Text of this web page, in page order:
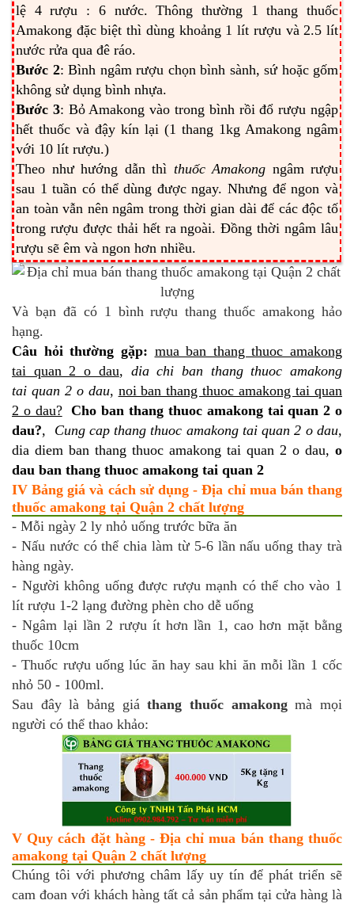
lệ 4 rượu : 6 nước. Thông thường 1 thang thuốc
Amakong đặc biệt thì dùng khoảng 1 lít rượu và 2.5 lít
nước rửa qua đê ráo.
Bước 2: Bình ngâm rượu chọn bình sành, sứ hoặc gốm
không sử dụng bình nhựa.
Bước 3: Bỏ Amakong vào trong bình rồi đổ rượu ngập
hết thuốc và đậy kín lại (1 thang 1kg Amakong ngâm
với 10 lít rượu.)
Theo như hướng dẫn thì thuốc Amakong ngâm rượu
sau 1 tuần có thể dùng được ngay. Nhưng để ngon và
an toàn vẫn nên ngâm trong thời gian dài để các độc tố
trong rượu được thải hết ra ngoài. Đồng thời ngâm lâu
rượu sẽ êm và ngon hơn nhiều.
Và bạn đã có 1 bình rượu thang thuốc amakong hảo
hạng.
Câu hỏi thường gặp: mua ban thang thuoc amakong
tai quan 2 o dau, dia chi ban thang thuoc amakong
tai quan 2 o dau, noi ban thang thuoc amakong tai quan
2 o dau? Cho ban thang thuoc amakong tai quan 2 o
dau?, Cung cap thang thuoc amakong tai quan 2 o dau,
dia diem ban thang thuoc amakong tai quan 2 o dau, o
dau ban thang thuoc amakong tai quan 2
IV Bảng giá và cách sử dụng - Địa chỉ mua bán thang
thuốc amakong tại Quận 2 chất lượng
- Mỗi ngày 2 ly nhỏ uống trước bữa ăn
- Nấu nước có thể chia làm từ 5-6 lần nấu uống thay trà
hàng ngày.
- Người không uống được rượu mạnh có thể cho vào 1
lít rượu 1-2 lạng đường phèn cho dễ uống
- Ngâm lại lần 2 rượu ít hơn lần 1, cao hơn mặt bằng
thuốc 10cm
- Thuốc rượu uống lúc ăn hay sau khi ăn mỗi lần 1 cốc
nhỏ 50 - 100ml.
Sau đây là bảng giáthang thuốc amakongmà mọi
người có thể thao khảo:
V Quy cách đặt hàng - Địa chỉ mua bán thang thuốc
amakong tại Quận 2 chất lượng
Chúng tôi với phương châm lấy uy tín để phát triển sẽ
cam đoan với khách hàng tất cả sản phẩm tại cửa hàng là